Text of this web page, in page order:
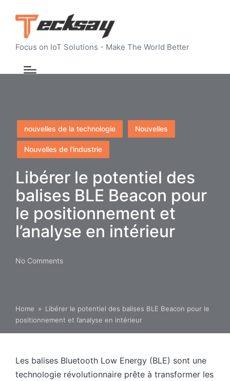
Focus on IoT Solutions - Make The World Better
Posted
in
nouvelles de la technologie Nouvelles
Nouvelles de l'industrie
Libérer le potentiel des
balises BLE Beacon pour
le positionnement et
l’analyse en intérieur
No Comments
Home » Libérer le potentiel des balises BLE Beacon pour le
positionnement et l’analyse en intérieur
Les balises Bluetooth Low Energy (BLE) sont une
technologie révolutionnaire prête à transformer les